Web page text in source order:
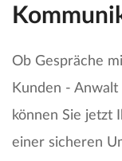
Ob Gespräche
Kunden -
können Sie jetzt
einer sicheren